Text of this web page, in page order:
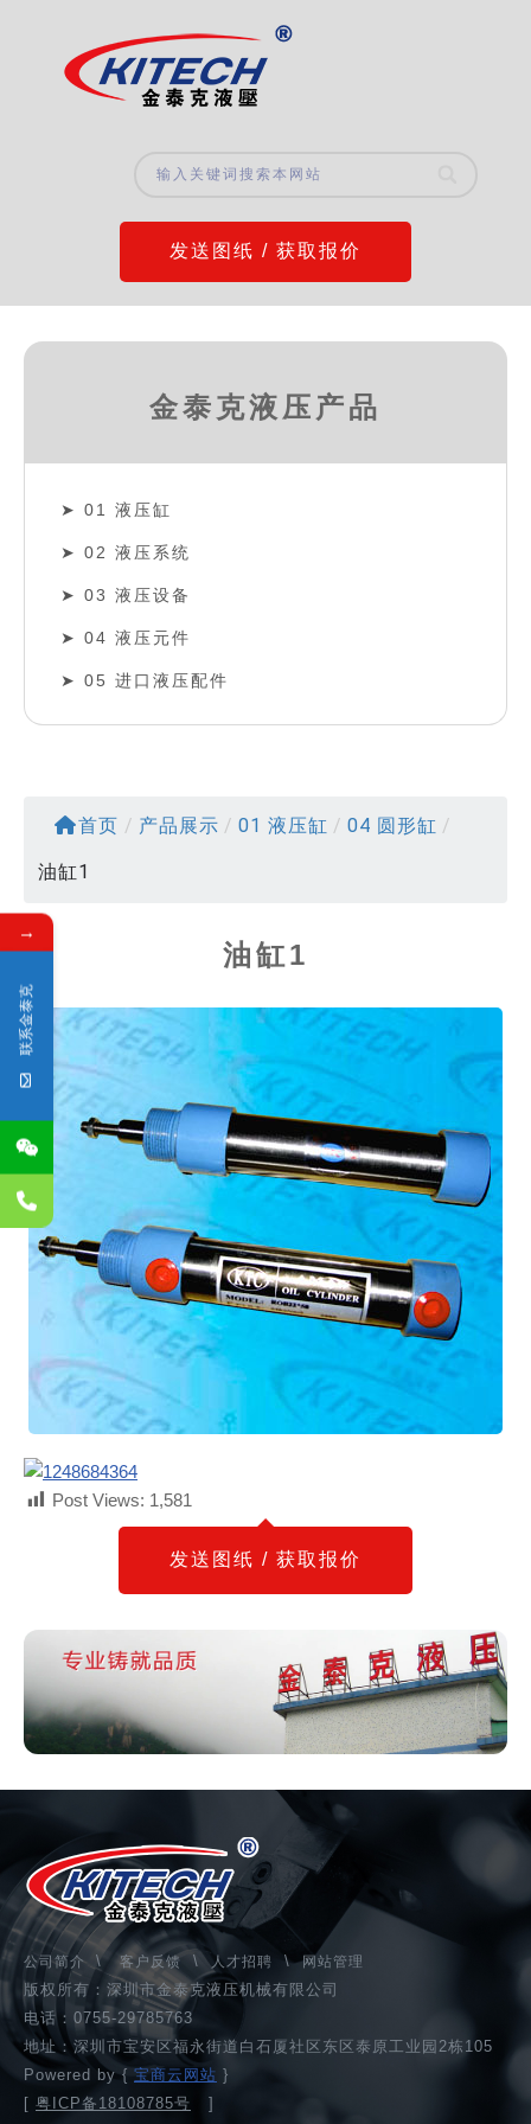
发送图纸 / 获取报价
金泰克液压产品
01 液压缸
02 液压系统
03 液压设备
04 液压元件
05 进口液压配件
首页 / 产品展示 / 01 液压缸 / 04 圆形缸 /
油缸1
油缸1
Post Views: 1,581
发送图纸 / 获取报价
公司简介 \ 客户反馈\ 人才招聘 \网站管理
版权所有：深圳市金泰克液压机械有限公司
电话：0755-29785763
地址：深圳市宝安区福永街道白石厦社区东区泰原工业园2栋105
Powered by { 宝商云网站 }
[ 粤ICP备18108785号 ]
→
联系金泰克